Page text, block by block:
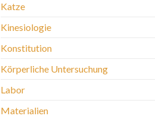
Katze
Kinesiologie
Konstitution
Körperliche Untersuchung
Labor
Materialien